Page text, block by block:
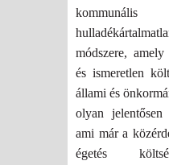
kommunális
módszere,
és ismeretlen
állami és
olyan
ami már a
égetés